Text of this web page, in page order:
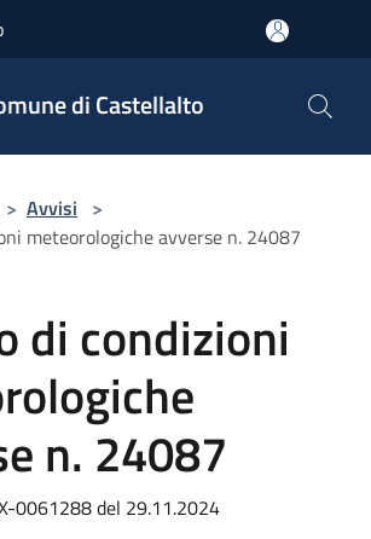
di Castellalto
> Avvisi >
meteorologiche avverse n. 24087
di condizioni
n. 24087
0061288 del 29.11.2024